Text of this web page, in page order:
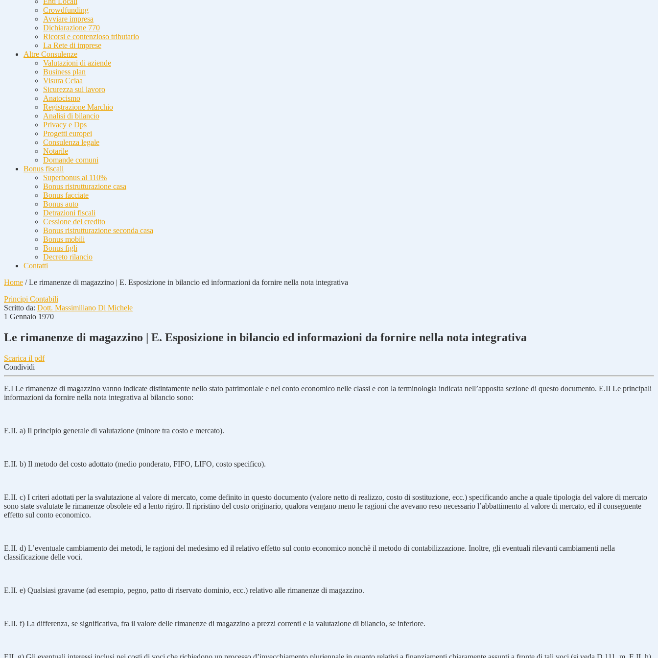
Crowdfunding
Avviare impresa
Dichiarazione 770
Ricorsi e contenzioso tributario
La Rete di imprese
Altre Consulenze
Valutazioni di aziende
Business plan
Visura Cciaa
Sicurezza sul lavoro
Anatocismo
Registrazione Marchio
Analisi di bilancio
Privacy e Dps
Progetti europei
Consulenza legale
Notarile
Domande comuni
Bonus fiscali
Superbonus al 110%
Bonus ristrutturazione casa
Bonus facciate
Bonus auto
Detrazioni fiscali
Cessione del credito
Bonus ristrutturazione seconda casa
Bonus mobili
Bonus figli
Decreto rilancio
Contatti
Home /Le rimanenze di magazzino | E. Esposizione in bilancio ed informazioni da fornire nella nota integrativa
Principi Contabili
Scritto da: Dott. Massimiliano Di Michele
1 Gennaio 1970
Le rimanenze di magazzino | E. Esposizione in bilancio ed informazioni da fornire nella nota integrativa
Scarica il pdf
Condividi
E.I Le rimanenze di magazzino vanno indicate distintamente nello stato patrimoniale e nel conto economico nelle classi e con la terminologia indicata nell’apposita sezione di questo documento. E.II Le principali
informazioni da fornire nella nota integrativa al bilancio sono:
E.II. a) Il principio generale di valutazione (minore tra costo e mercato).
E.II. b) Il metodo del costo adottato (medio ponderato, FIFO, LIFO, costo specifico).
E.II. c) I criteri adottati per la svalutazione al valore di mercato, come definito in questo documento (valore netto di realizzo, costo di sostituzione, ecc.) specificando anche a quale tipologia del valore di mercato
sono state svalutate le rimanenze obsolete ed a lento rigiro. Il ripristino del costo originario, qualora vengano meno le ragioni che avevano reso necessario l’abbattimento al valore di mercato, ed il conseguente
effetto sul conto economico.
E.II. d) L’eventuale cambiamento dei metodi, le ragioni del medesimo ed il relativo effetto sul conto economico nonchè il metodo di contabilizzazione. Inoltre, gli eventuali rilevanti cambiamenti nella
classificazione delle voci.
E.II. e) Qualsiasi gravame (ad esempio, pegno, patto di riservato dominio, ecc.) relativo alle rimanenze di magazzino.
E.II. f) La differenza, se significativa, fra il valore delle rimanenze di magazzino a prezzi correnti e la valutazione di bilancio, se inferiore.